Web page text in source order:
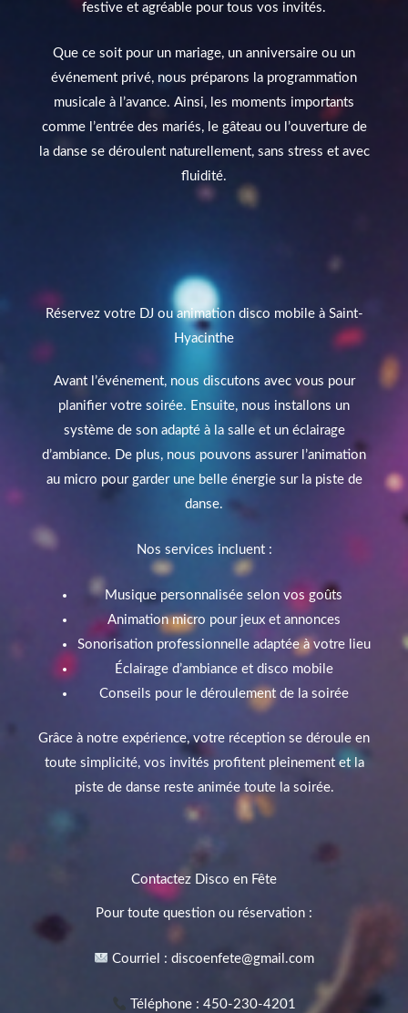
festive et agréable pour tous vos invités.
Que ce soit pour un mariage, un anniversaire ou un
événement privé, nous préparons la programmation
musicale à l’avance. Ainsi, les moments importants
comme l’entrée des mariés, le gâteau ou l’ouverture de
la danse se déroulent naturellement, sans stress et avec
fluidité.
Réservez votre DJ ou animation disco mobile à Saint-
Hyacinthe
Avant l’événement, nous discutons avec vous pour
planifier votre soirée. Ensuite, nous installons un
système de son adapté à la salle et un éclairage
d’ambiance. De plus, nous pouvons assurer l’animation
au micro pour garder une belle énergie sur la piste de
danse.
Nos services incluent :
Musique personnalisée selon vos goûts
Animation micro pour jeux et annonces
Sonorisation professionnelle adaptée à votre lieu
Éclairage d’ambiance et disco mobile
Conseils pour le déroulement de la soirée
Grâce à notre expérience, votre réception se déroule en
toute simplicité, vos invités profitent pleinement et la
piste de danse reste animée toute la soirée.
Contactez Disco en Fête
Pour toute question ou réservation :
Courriel : discoenfete@gmail.com
Téléphone : 450-230-4201